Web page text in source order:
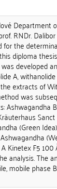
Department
RNDr.
the
diploma
developed
A,
extracts of
was
Ashwagandha
(Green
Kinetex F5
analysis. The
mobile phase